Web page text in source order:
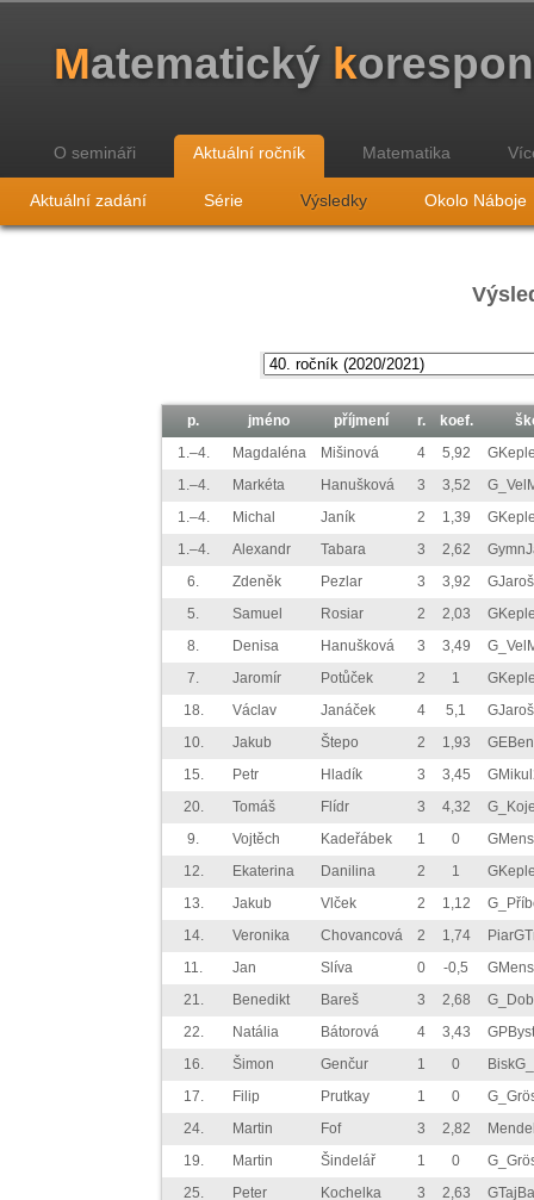
Matematický k
O semináři Aktuální ročník Matematika
Aktuální zadání Série Výsledky Okolo Náboje
p. jméno příjmení r. koef.
1.–4.
Magdaléna Mišinová 4 5,92
1.–4.
Markéta Hanušková 3 3,52
1.–4.
Michal Janík 2 1,39
1.–4.
Alexandr Tabara 3 2,62
6.
Zdeněk Pezlar 3 3,92
5.
Samuel Rosiar 2 2,03
8.
Denisa Hanušková 3 3,49
7.
Jaromír Potůček 2 1
18.
Václav Janáček 4 5,1
10.
Jakub Štepo 2 1,93
15.
Petr Hladík 3 3,45
20.
Tomáš Flídr 3 4,32
9.
Vojtěch Kadeřábek 1 0
12.
Ekaterina Danilina 2 1
13.
Jakub Vlček 2 1,12
14.
Veronika Chovancová 2 1,74
11.
Jan Slíva 0 -0,5
21.
Benedikt Bareš 3 2,68
22.
Natália Bátorová 4 3,43
16.
Šimon Genčur 1 0
17.
Filip Prutkay 1 0
24.
Martin Fof 3 2,82
19.
Martin Šindelář 1 0
25.
Peter Kochelka 3 2,63